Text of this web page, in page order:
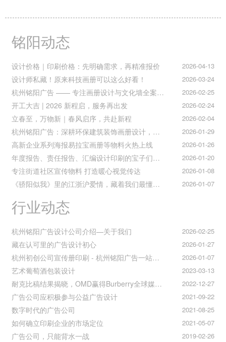
铭阳动态
2026-04-13
设计价格｜印刷价格：先明确需求，再精准报价
2026-03-24
设计师私藏！原来科技画册可以这么好看！
2026-02-25
杭州铭阳广告 —— 专注画册设计与文化墙全案落地
2026-02-24
开工大吉 | 2026 新程启，服务再出发
2026-02-04
立春至，万物新｜春风启序，共赴新程
2026-01-29
杭州铭阳广告：深耕环保建筑装饰画册设计，赋能空间美学与可持续发展
2026-01-26
高新企业系列海报易拉宝画册等物料火热上线
2026-01-20
年度报告、责任报告、汇编设计印刷的宝子们集合！
2026-01-08
专注街道社区宣传物料 打造暖心视觉传达
2026-01-07
《骄阳似我》里的江浙沪爱情，藏着我们最懂的温柔与默契
行业动态
2026-02-25
杭州铭阳广告设计公司介绍—关于我们
2026-01-27
藏在认可里的广告设计初心
2026-01-07
杭州初创公司宣传册印刷 - 杭州铭阳广告一站式解决方案
2023-03-13
艺术葡萄酒包装设计
2022-12-27
耐克比稿结果揭晓，OMD赢得Burberry全球媒介业务（转自广告狂人日报）
2021-09-22
广告公司应积极参与公益广告设计
2021-08-25
数字时代的广告公司
2021-05-07
如何确立印刷企业的市场定位
2019-02-26
广告公司，只能背水一战